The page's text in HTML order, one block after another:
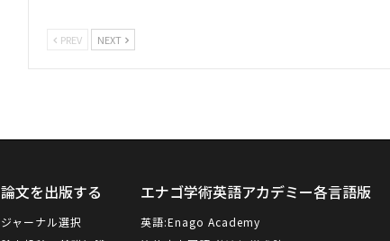
PREV NEXT
論文を出版する
ジャーナル選択
エナゴ学術英語アカデミー各言語版
英語:Enago Academy